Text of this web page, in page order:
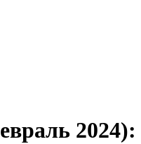
2024):